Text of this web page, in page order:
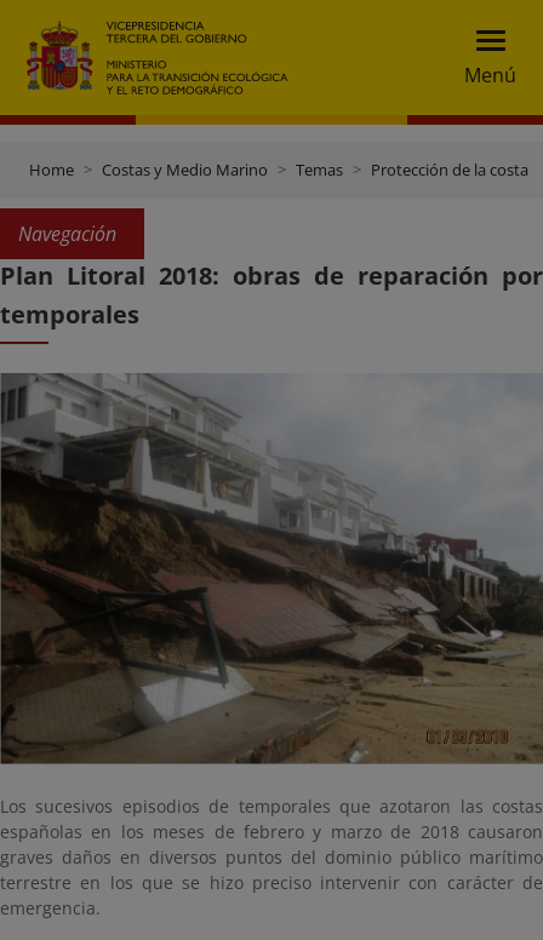
Menú
Home Costas y Medio Marino Temas Protección de la costa
Navegación
Plan Litoral 2018: obras de reparación por
temporales
Los sucesivos episodios de temporales que azotaron las costas
españolas en los meses de febrero y marzo de 2018 causaron
graves daños en diversos puntos del dominio público marítimo
terrestre en los que se hizo preciso intervenir con carácter de
emergencia.